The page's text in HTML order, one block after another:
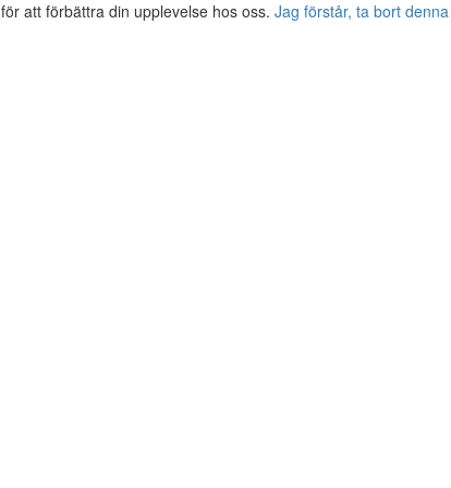
för att förbättra din upplevelse hos oss. Jag förstår, ta bort